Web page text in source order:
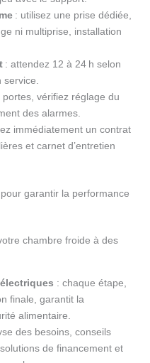
: utilisez une prise dédiée,
ni multiprise, installation
: attendez 12 à 24 h selon
vérifiez réglage du
des alarmes.
immédiatement un contrat
et carnet d’entretien
garantir la performance
chambre froide à des
: chaque étape,
finale, garantit la
alimentaire.
des besoins, conseils
de financement et